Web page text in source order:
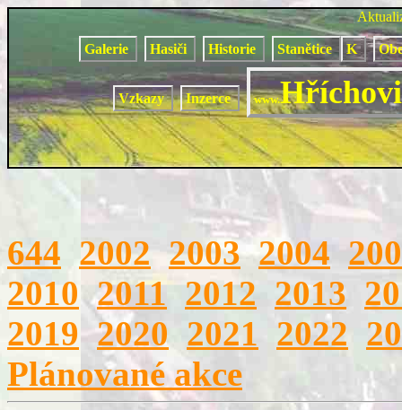
Galerie Hasiči Historie Stanětice K
Vzkazy Inzerce www.
644 2002 2003 2004
2010 2011 2012 2013
2019 2020 2021 2022
Plánované akce